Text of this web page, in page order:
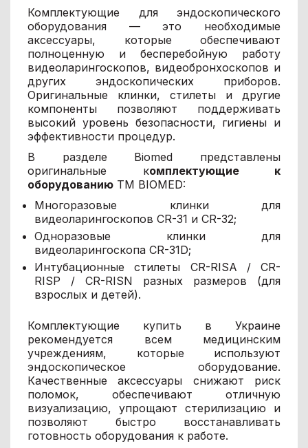
Комплектующие для эндоскопического
оборудования — это необходимые
аксессуары, которые обеспечивают
полноценную и бесперебойную работу
видеоларингоскопов, видеобронхоскопов и
других эндоскопических приборов.
Оригинальные клинки, стилеты и другие
компоненты позволяют поддерживать
высокий уровень безопасности, гигиены и
эффективности процедур.
В разделе Biomed представлены
оригинальные комплектующие к
оборудованию ТМ BIOMED:
Многоразовые клинки для
видеоларингоскопов CR-31 и CR-32;
Одноразовые клинки для
видеоларингоскопа CR-31D;
Интубационные стилеты CR-RISA / CR-
RISP / CR-RISN разных размеров (для
взрослых и детей).
Комплектующие купить в Украине
рекомендуется всем медицинским
учреждениям, которые используют
эндоскопическое оборудование.
Качественные аксессуары снижают риск
поломок, обеспечивают отличную
визуализацию, упрощают стерилизацию и
позволяют быстро восстанавливать
готовность оборудования к работе.